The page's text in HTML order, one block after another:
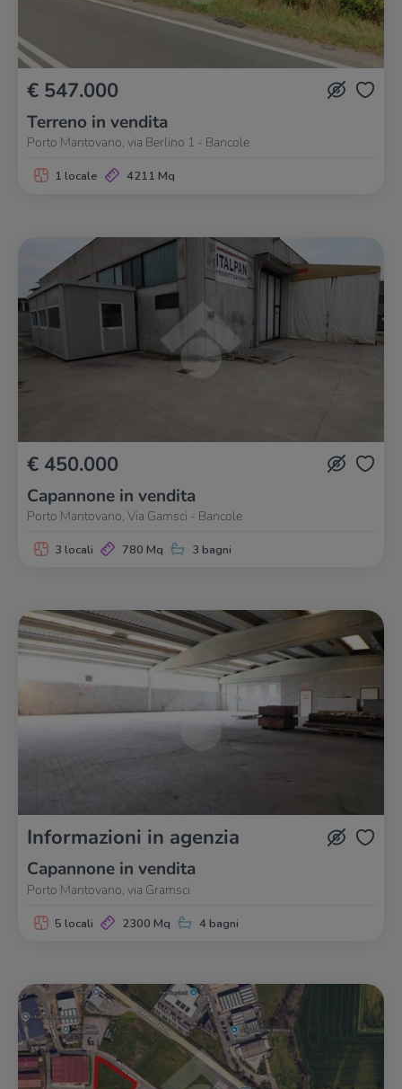
€ 547.000
Terreno in vendita
Porto Mantovano, via Berlino 1 - Bancole
1 locale 4211 Mq
€ 450.000
Capannone in vendita
Porto Mantovano, Via Gamsci - Bancole
3 locali 780 Mq 3 bagni
Informazioni in agenzia
Capannone in vendita
Porto Mantovano, via Gramsci
5 locali 2300 Mq 4 bagni